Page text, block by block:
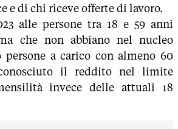
e di chi riceve offerte di lavoro.
alle persone tra 18 e 59 anni
che non abbiano nel nucleo
a carico con almeno 60
il reddito nel limite
invece delle attuali 18